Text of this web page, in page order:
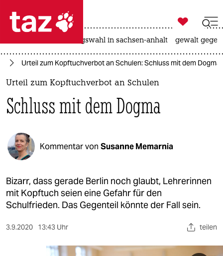
 taz zahl ich
taz zahl ich
politik
öko
gesellschaft
kultur
sport
berlin

taz zahl ich
landtagswahl in sachsen-anhalt gewalt
Urteil zum Kopftuchverbot an Schulen: Schluss mit dem Dogma
Urteil zum Kopftuchverbot an Schulen
Schluss mit dem Dogma
Kommentar von Susanne Memarnia
Bizarr, dass gerade Berlin noch glaubt, Lehrerinnen
mit Kopftuch seien eine Gefahr für den
Schulfrieden. Das Gegenteil könnte der Fall sein.
3.9.2020 13:43 Uhr teilen